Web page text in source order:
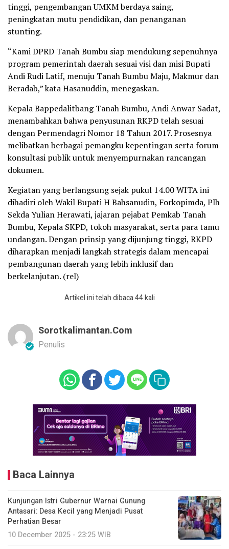
tinggi, pengembangan UMKM berdaya saing,
peningkatan mutu pendidikan, dan penanganan
stunting.
“Kami DPRD Tanah Bumbu siap mendukung sepenuhnya
program pemerintah daerah sesuai visi dan misi Bupati
Andi Rudi Latif, menuju Tanah Bumbu Maju, Makmur dan
Beradab,” kata Hasanuddin, menegaskan.
Kepala Bappedalitbang Tanah Bumbu, Andi Anwar Sadat,
menambahkan bahwa penyusunan RKPD telah sesuai
dengan Permendagri Nomor 18 Tahun 2017. Prosesnya
melibatkan berbagai pemangku kepentingan serta forum
konsultasi publik untuk menyempurnakan rancangan
dokumen.
Kegiatan yang berlangsung sejak pukul 14.00 WITA ini
dihadiri oleh Wakil Bupati H Bahsanudin, Forkopimda, Plh
Sekda Yulian Herawati, jajaran pejabat Pemkab Tanah
Bumbu, Kepala SKPD, tokoh masyarakat, serta para tamu
undangan. Dengan prinsip yang dijunjung tinggi, RKPD
diharapkan menjadi langkah strategis dalam mencapai
pembangunan daerah yang lebih inklusif dan
berkelanjutan. (rel)
Artikel ini telah dibaca 44 kali
Sorotkalimantan.com
Penulis
Baca Lainnya
Kunjungan Istri Gubernur Warnai Gunung
Antasari: Desa Kecil yang Menjadi Pusat
Perhatian Besar
10 December 2025 - 23:25 WIB